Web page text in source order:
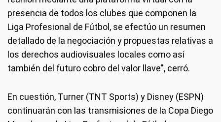
presencia de todos los clubes que componen la
Liga Profesional de Fútbol, se efectúo un resumen
detallado de la negociación y propuestas relativas a
los derechos audiovisuales locales como así
también del futuro cobro del valor llave", cerró.
En cuestión, Turner (TNT Sports) y Disney (ESPN)
continuarán con las transmisiones de la Copa Diego